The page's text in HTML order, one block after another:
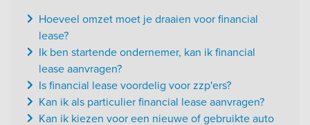
Hoeveel omzet moet je draaien voor financial
lease?
Ik ben startende ondernemer, kan ik financial
lease aanvragen?
Is financial lease voordelig voor zzp'ers?
Kan ik als particulier financial lease aanvragen?
Kan ik kiezen voor een nieuwe of gebruikte auto